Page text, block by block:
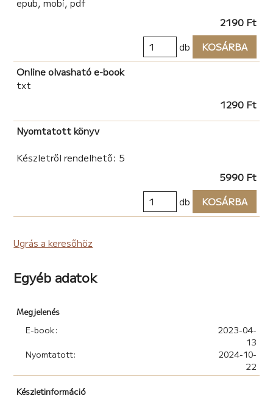
elől, az időutazás törvényeit a tudósoknak a saját
bőrükön kell megtapasztalniuk.
A Megvalósítás alatt blog véleménye a
könyvről
"Amihez a szerző a legjobban ért, az a párbeszédek
írása. Szerintem elképesztően szórakoztató
beszélgetéseket írt meg. Olyan szövegeket ad a
szereplők szájába, mint amilyeneket mi szoktunk a
barátainkkal, ismerőseinkkel mondani, így otthonosan
éreztem magam közöttük, és hamar szimpatikussá
2190 Ft
db
KOSÁRBA
Online olvasható e-book
txt
1290 Ft
Nyomtatott könyv
Készletről rendelhető: 5
5990 Ft
db
KOSÁRBA
Ugrás a keresőhöz
Egyéb adatok
Megjelenés
E-book:
2023-04-
13
Nyomtatott:
2024-10-
22
Készletinformáció